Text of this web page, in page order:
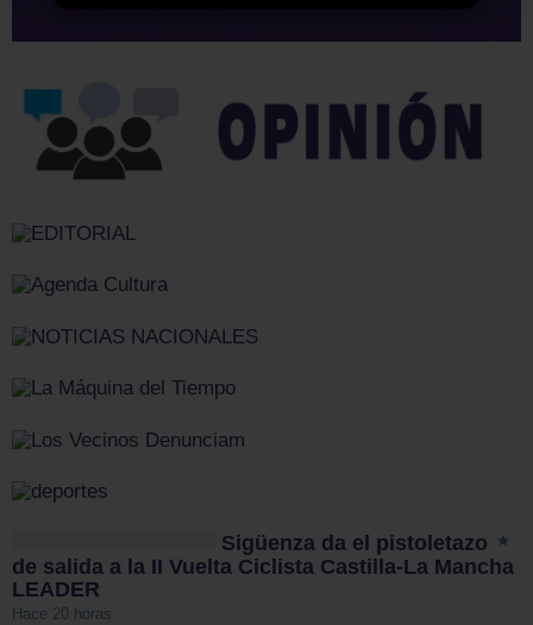
Sigüenza da el pistoletazo
de salida a la II Vuelta Ciclista Castilla-La Mancha
LEADER
Hace 20 horas